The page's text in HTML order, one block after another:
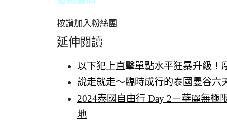
按讚加入粉絲團
延伸閱讀
以下犯上直擊單點水平狂暴升級！
說走就走～臨時成行的泰國曼谷六
2024泰國自由行 Day 2－華麗無
地